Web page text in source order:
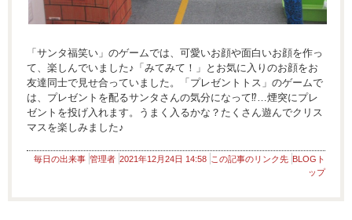
「サンタ福笑い」のゲームでは、可愛いお顔や面白いお顔を作っ
て、楽しんでいました♪「みてみて！」とお気に入りのお顔をお
友達同士で見せ合っていました。「プレゼントトス」のゲームで
は、プレゼントを配るサンタさんの気分になって⁉…煙突にプレ
ゼントを投げ入れます。うまく入るかな？たくさん遊んでクリス
マスを楽しみました♪
毎日の出来事 管理者 2021年12月24日 14:58 この記事のリンク先 BLOGト
ップ